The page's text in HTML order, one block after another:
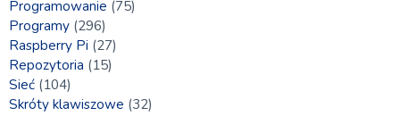
Programowanie (75)
Programy (296)
Raspberry Pi (27)
Repozytoria (15)
Sieć (104)
Skróty klawiszowe (32)